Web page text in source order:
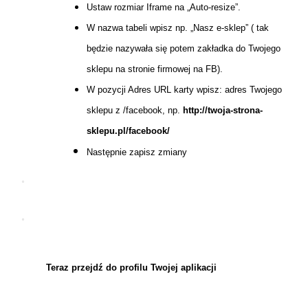
Ustaw rozmiar Iframe na „Auto-resize”.
W nazwa tabeli wpisz np. „Nasz e-sklep” ( tak
będzie nazywała się potem zakładka do Twojego
sklepu na stronie firmowej na FB).
W pozycji Adres URL karty wpisz: adres Twojego
sklepu z /facebook, np. http://twoja-strona-
sklepu.pl/facebook/
Następnie zapisz zmiany
Teraz przejdź do profilu Twojej aplikacji